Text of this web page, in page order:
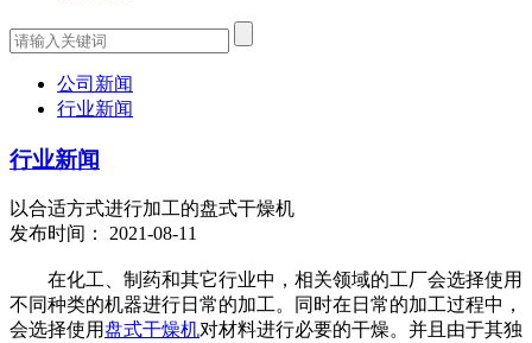
公司新闻
行业新闻
行业新闻
以合适方式进行加工的盘式干燥机
发布时间： 2021-08-11
在化工、制药和其它行业中，相关领域的工厂会选择使用
不同种类的机器进行日常的加工。同时在日常的加工过程中，
会选择使用盘式干燥机对材料进行必要的干燥。并且由于其独